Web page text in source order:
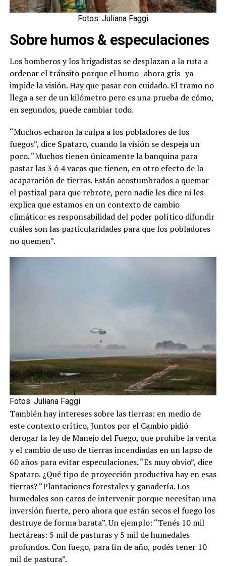
Fotos: Juliana Faggi
Sobre humos & especulaciones
Los bomberos y los brigadistas se desplazan a la ruta a
ordenar el tránsito porque el humo -ahora gris- ya
impide la visión. Hay que pasar con cuidado. El tramo no
llega a ser de un kilómetro pero es una prueba de cómo,
en segundos, puede cambiar todo.
“Muchos echaron la culpa a los pobladores de los
fuegos”, dice Spataro, cuando la visión se despeja un
poco. “Muchos tienen únicamente la banquina para
pastar las 3 ó 4 vacas que tienen, en otro efecto de la
acaparación de tierras. Están acostumbrados a quemar
el pastizal para que rebrote, pero nadie les dice ni les
explica que estamos en un contexto de cambio
climático: es responsabilidad del poder político difundir
cuáles son las particularidades para que los pobladores
no quemen”.
Fotos: Juliana Faggi
También hay intereses sobre las tierras: en medio de
este contexto crítico, Juntos por el Cambio pidió
derogar la ley de Manejo del Fuego, que prohíbe la venta
y el cambio de uso de tierras incendiadas en un lapso de
60 años para evitar especulaciones. “Es muy obvio”, dice
Spataro. ¿Qué tipo de proyección productiva hay en esas
tierras? “Plantaciones forestales y ganadería. Los
humedales son caros de intervenir porque necesitan una
inversión fuerte, pero ahora que están secos el fuego los
destruye de forma barata”. Un ejemplo: “Tenés 10 mil
hectáreas: 5 mil de pasturas y 5 mil de humedales
profundos. Con fuego, para fin de año, podés tener 10
mil de pastura”.